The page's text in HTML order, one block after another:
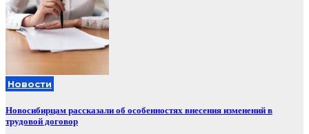
Новости
Новосибирцам рассказали об особенностях внесения изменений в
трудовой договор